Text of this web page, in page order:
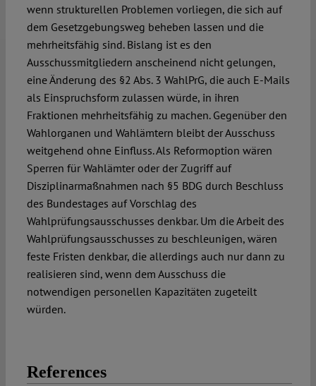
wenn strukturellen Problemen vorliegen, die sich auf
dem Gesetzgebungsweg beheben lassen und die
mehrheitsfähig sind. Bislang ist es den
Ausschussmitgliedern anscheinend nicht gelungen,
eine Änderung des §2 Abs. 3 WahlPrG, die auch E-Mails
als Einspruchsform zulassen würde, in ihren
Fraktionen mehrheitsfähig zu machen. Gegenüber den
Wahlorganen und Wahlämtern bleibt der Ausschuss
weitgehend ohne Einfluss. Als Reformoption wären
Sperren für Wahlämter oder der Zugriff auf
Disziplinarmaßnahmen nach §5 BDG durch Beschluss
des Bundestages auf Vorschlag des
Wahlprüfungsausschusses denkbar. Um die Arbeit des
Wahlprüfungsausschusses zu beschleunigen, wären
feste Fristen denkbar, die allerdings auch nur dann zu
realisieren sind, wenn dem Ausschuss die
notwendigen personellen Kapazitäten zugeteilt
würden.
References